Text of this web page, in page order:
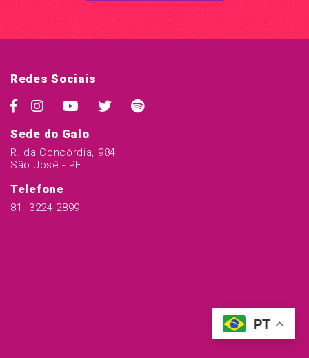
Redes Sociais
Sede do Galo
R. da Concórdia, 984,
São José - PE
Telefone
81. 3224-2899
PT